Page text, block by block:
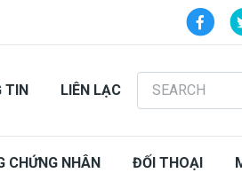
TIN LIÊN LẠC
Search
CHỨNG NHÂN ĐỐI THOẠI